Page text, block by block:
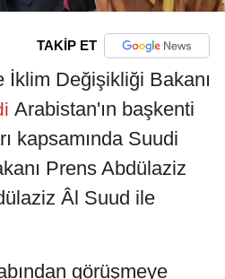
TAKİP ET
Değişikliği Bakanı
Arabistan'ın başkenti
kapsamında Suudi
Prens Abdülaziz
Âl Suud ile
görüşmeye